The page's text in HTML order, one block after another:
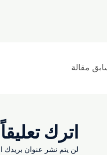
مقالة
اترك تعليقاً
لن يتم نشر عنوان بريدك